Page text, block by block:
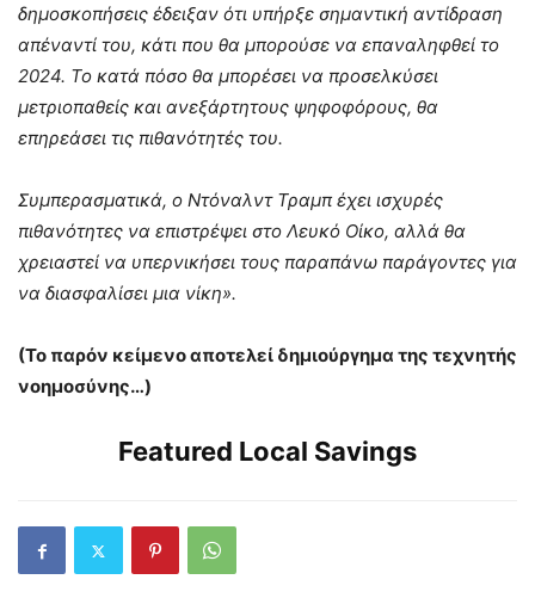
δημοσκοπήσεις έδειξαν ότι υπήρξε σημαντική αντίδραση
απέναντί του, κάτι που θα μπορούσε να επαναληφθεί το
2024. Το κατά πόσο θα μπορέσει να προσελκύσει
μετριοπαθείς και ανεξάρτητους ψηφοφόρους, θα
επηρεάσει τις πιθανότητές του.
Συμπερασματικά, ο Ντόναλντ Τραμπ έχει ισχυρές
πιθανότητες να επιστρέψει στο Λευκό Οίκο, αλλά θα
χρειαστεί να υπερνικήσει τους παραπάνω παράγοντες για
να διασφαλίσει μια νίκη».
(Το παρόν κείμενο αποτελεί δημιούργημα της τεχνητής
νοημοσύνης…)
Featured Local Savings